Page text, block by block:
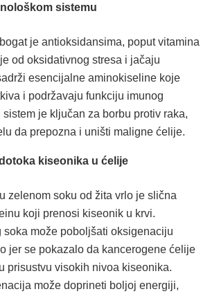
sistemu
je antioksidansima, poput vitamina
od oksidativnog stresa i jačaju
esencijalne aminokiseline koje
i podržavaju funkciju imunog
je ključan za borbu protiv raka,
da prepozna i uništi maligne ćelije.
kiseonika u ćelije
zelenom soku od žita vrlo je slična
koji prenosi kiseonik u krvi.
soka može poboljšati oksigenaciju
jer se pokazalo da kancerogene ćelije
prisustvu visokih nivoa kiseonika.
može doprineti boljoj energiji,